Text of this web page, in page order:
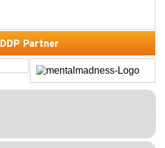
DDP Partner